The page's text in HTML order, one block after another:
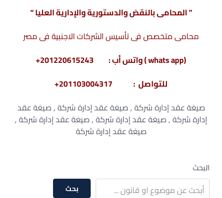
” المحامى بالنقض والدستورية والإدارية العليا “
محامى متخصص فى تأسيس الشركات الاجنبية فى مصر
(whats app ) واتس أب : 201220615243+
للتواصل : 201103004317+
صيغة عقد إدارة شركة , صيغة عقد إدارة شركة , صيغة عقد
إدارة شركة , صيغة عقد إدارة شركة , صيغة عقد إدارة شركة ,
صيغة عقد إدارة شركة
البحث
بحث